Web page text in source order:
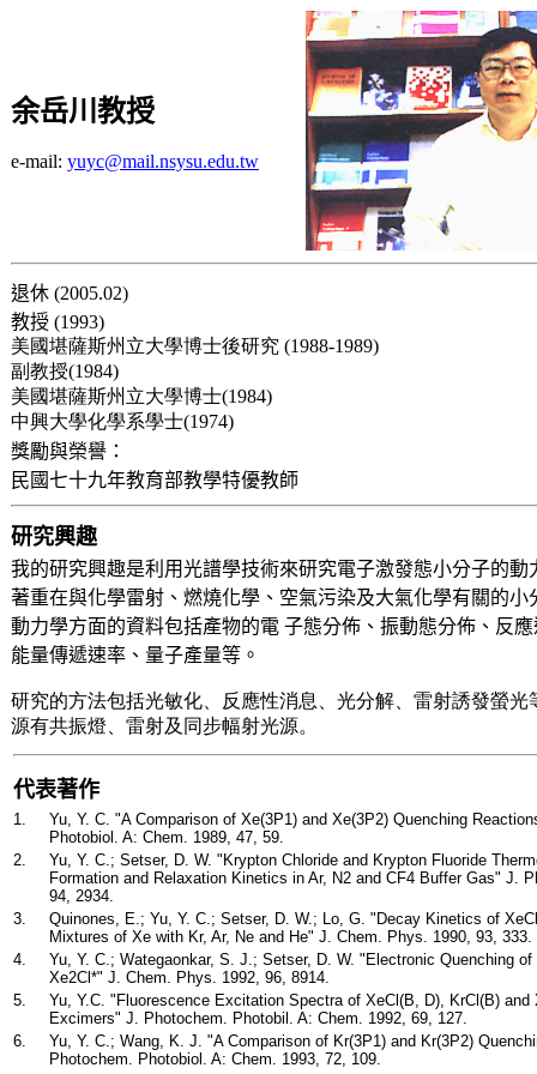
余岳川教授
e-mail: yuyc@mail.nsysu.edu.tw
退休 (2005.02)
教授 (1993)
美國堪薩斯州立大學博士後研究 (1988-1989)
副教授(1984)
美國堪薩斯州立大學博士(1984)
中興大學化學系學士(1974)
獎勵與榮譽：
民國七十九年教育部教學特優教師
研究興趣
我的研究興趣是利用光譜學技術來研究電子激發態小分子的動
著重在與化學雷射、燃燒化學、空氣污染及大氣化學有關的小
動力學方面的資料包括產物的電 子態分佈 、振動態分佈、反
能量傳遞速率、量子產量等。
研究的方法包括光敏化 、反應性消息、光分解、雷射誘發螢
源有共振燈、雷射及同步幅射光源。
代表著作
1. Yu, Y. C. "A Comparison of Xe(3P1) and Xe(3P2) Quenching
Photobiol . A: Chem. 1989, 47, 59.
2.
Yu, Y. C.; Setser, D. W. "Krypton Chloride and Krypton Fluoride
Formation and Relaxation Kinetics in Ar, N2 and CF4 Buffer Gas" J.
94, 2934.
3.
Quinones, E.; Yu, Y. C.; Setser, D. W.; Lo, G. "Decay Kinetics of XeCl
Mixtures of Xe with Kr, Ar, Ne and He" J. Chem. Phys. 1990, 93, 333.
4.
Yu, Y. C.; Wategaonkar, S. J.; Setser, D. W. "Electronic Quenching of
Xe2Cl*" J. Chem. Phys. 1992, 96, 8914.
5.
Yu, Y.C. "Fluorescence Excitation Spectra of XeCl (B, D), KrCl (B) and
Excimers" J. Photochem. Photobil . A: Chem. 1992, 69, 127.
6.
Yu, Y. C.; Wang, K. J. "A Comparison of Kr(3P1) and Kr(3P2)
Photochem. Photobiol . A: Chem. 1993, 72, 109.